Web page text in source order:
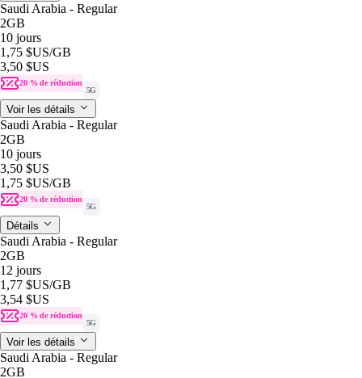
Saudi Arabia - Regular
2GB
10 jours
1,75 $US/GB
3,50 $US
20 % de réduction
5G
Voir les détails
Saudi Arabia - Regular
2GB
10 jours
3,50 $US
1,75 $US/GB
20 % de réduction
5G
Détails
Saudi Arabia - Regular
2GB
12 jours
1,77 $US/GB
3,54 $US
20 % de réduction
5G
Voir les détails
Saudi Arabia - Regular
2GB